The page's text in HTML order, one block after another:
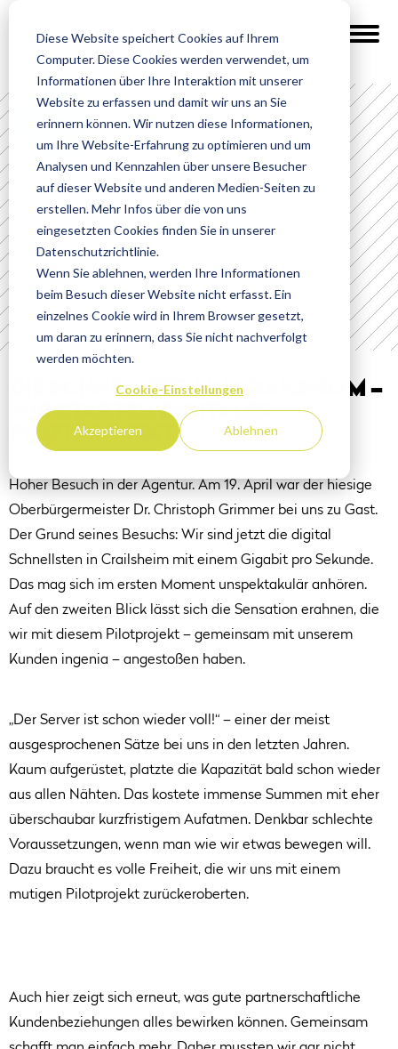
Diese Website speichert Cookies auf Ihrem
Computer. Diese Cookies werden verwendet, um
Informationen über Ihre Interaktion mit unserer
Website zu erfassen und damit wir uns an Sie
erinnern können. Wir nutzen diese Informationen,
um Ihre Website-Erfahrung zu optimieren und um
Analysen und Kennzahlen über unsere Besucher
auf dieser Website und anderen Medien-Seiten zu
erstellen. Mehr Infos über die von uns
eingesetzten Cookies finden Sie in unserer
Datenschutzrichtlinie.
Wenn Sie ablehnen, werden Ihre Informationen
beim Besuch dieser Website nicht erfasst. Ein
einzelnes Cookie wird in Ihrem Browser gesetzt,
um daran zu erinnern, dass Sie nicht nachverfolgt
werden möchten.
Cookie-Einstellungen
Akzeptieren Ablehnen
News
DIE SCHNELLSTEN IN CRAILSHEIM –
WIR STARTEN DIGITALES
PILOTPROJEKT
Hoher Besuch in der Agentur. Am 19. April war der hiesige
Oberbürgermeister Dr. Christoph Grimmer bei uns zu Gast.
Der Grund seines Besuchs: Wir sind jetzt die digital
Schnellsten in Crailsheim mit einem Gigabit pro Sekunde.
Das mag sich im ersten Moment unspektakulär anhören.
Auf den zweiten Blick lässt sich die Sensation erahnen, die
wir mit diesem Pilotprojekt – gemeinsam mit unserem
Kunden ingenia – angestoßen haben.
„Der Server ist schon wieder voll!“ – einer der meist
ausgesprochenen Sätze bei uns in den letzten Jahren.
Kaum aufgerüstet, platzte die Kapazität bald schon wieder
aus allen Nähten. Das kostete immense Summen mit eher
überschaubar kurzfristigem Aufatmen. Denkbar schlechte
Voraussetzungen, wenn man wie wir etwas bewegen will.
Dazu braucht es volle Freiheit, die wir uns mit einem
mutigen Pilotprojekt zurückeroberten.
Auch hier zeigt sich erneut, was gute partnerschaftliche
Kundenbeziehungen alles bewirken können. Gemeinsam